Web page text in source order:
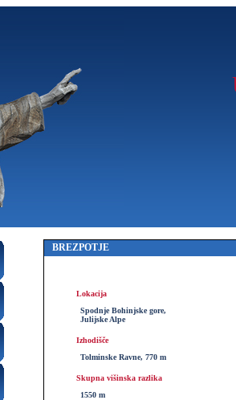
BREZPOTJE
Lokacija
Spodnje Bohinjske gore,
Julijske Alpe
Izhodišče
Tolminske Ravne, 770 m
Skupna višinska razlika
1550 m